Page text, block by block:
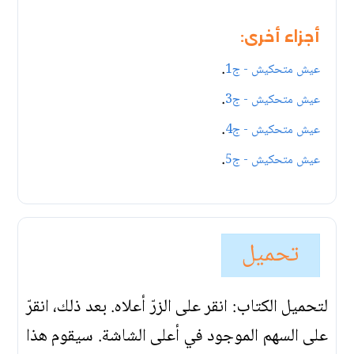
أجزاء أخرى:
عيش متحكيش - ج1 .
عيش متحكيش - ج3 .
عيش متحكيش - ج4 .
عيش متحكيش - ج5 .
تحميل
لتحميل الكتاب: انقر على الزرّ أعلاه. بعد ذلك، انقرّ
على السهم الموجود في أعلى الشاشة. سيقوم هذا